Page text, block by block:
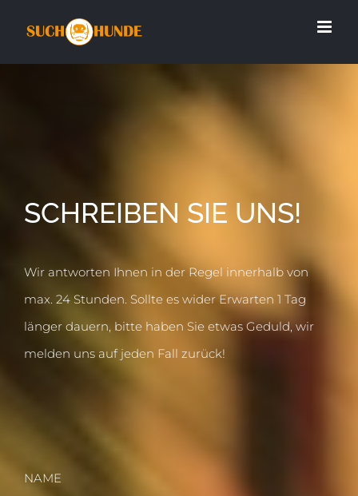
Inhalt
springen
SCHREIBEN SIE UNS!
Wir antworten Ihnen in der Regel innerhalb von
max. 24 Stunden. Sollte es wider Erwarten 1 Tag
länger dauern, bitte haben Sie etwas Geduld, wir
melden uns auf jeden Fall zurück!
NAME